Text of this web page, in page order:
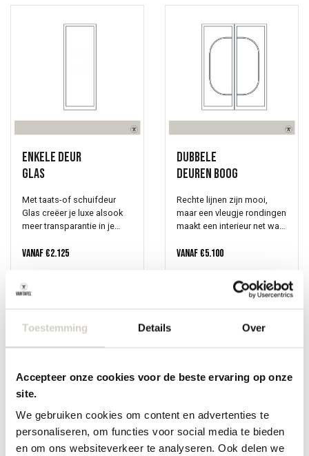
Toestemming Details Over
Accepteer onze cookies voor de beste ervaring op onze
site.
We gebruiken cookies om content en advertenties te
personaliseren, om functies voor social media te bieden
en om ons websiteverkeer te analyseren. Ook delen we
Enkele deur
Glas
Met taats-of schuifdeur
Glas creëer je luxe alsook
meer transparantie in je
maatwerk is want jij kiest
doordat een glazen
Je creëert een ruimtelijk
je interieur hetgeen zorgt
voor verbinding, eenheid en
rust. Laat je inspireren in
onze toonkamers te
Oirschot. Het is raadzaam
om hiervoor een afspraak
Vanaf€2.125
Dubbele
deuren Boog
Rechte lijnen zijn mooi,
maar een vleugje rondingen
maakt een interieur net wat
dubbele taats- of
roedes die precies dat
doen. Of je hem gebruikt
Jij kiest de afmeting, het
werkplaats, precies zoals jij
specifieke wensen? Laat
het ons weten, er is veel
mogelijk. Vraag vrijblijvend
een offerte aan via de knop
Vanaf€5.100
Enkele deur
Dubbele